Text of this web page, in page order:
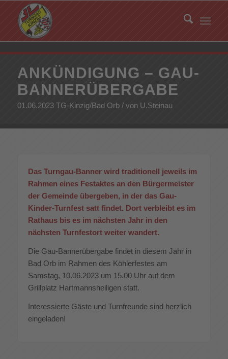
ANKÜNDIGUNG – GAU-
BANNERÜBERGABE
01.06.2023 TG-Kinzig/Bad Orb / von U.Steinau
Das Turngau-Banner wird traditionell jeweils im
Rahmen eines Festaktes an den Bürgermeister
der Gemeinde übergeben, in der das Gau-
Kinder-Turnfest satt findet. Dort verbleibt es im
Rathaus bis es im nächsten Jahr in den
nächsten Turnfestort weiter wandert.
Die Gau-Bannerübergabe findet in diesem Jahr in
Bad Orb im Rahmen des Köhlerfestes am
Samstag, 10.06.2023 um 15.00 Uhr auf dem
Grillplatz Hartmannsheiligen statt.
Interessierte Gäste und Turnfreunde sind herzlich
eingeladen!